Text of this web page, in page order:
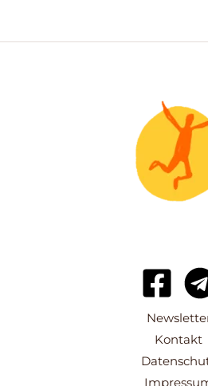
Kontakt